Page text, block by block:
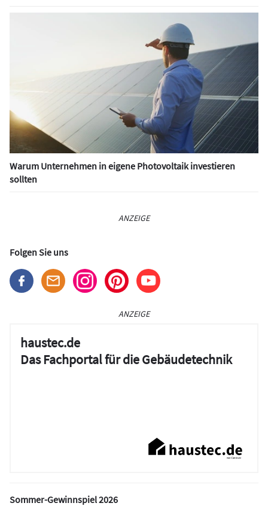
Warum Unternehmen in eigene Photovoltaik investieren
sollten
ANZEIGE
Folgen Sie uns
ANZEIGE
haustec.de
Das Fachportal für die Gebäudetechnik
Sommer-Gewinnspiel 2026